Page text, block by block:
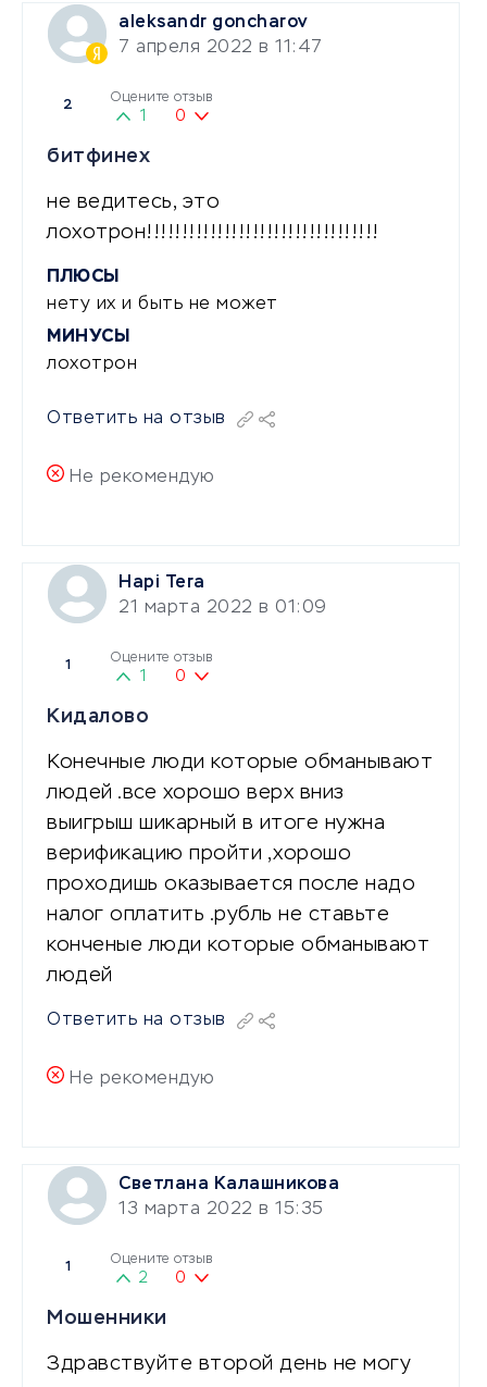
aleksandr goncharov
7 апреля 2022 в 11:47
2
Оцените отзыв
1 0
битфинех
не ведитесь, это
лохотрон!!!!!!!!!!!!!!!!!!!!!!!!!!!!!!!!!
ПЛЮСЫ
нету их и быть не может
МИНУСЫ
лохотрон
Ответить на отзыв
Не рекомендую
Hapi Tera
21 марта 2022 в 01:09
1
Оцените отзыв
1 0
Кидалово
Конечные люди которые обманывают
людей .все хорошо верх вниз
выигрыш шикарный в итоге нужна
верификацию пройти ,хорошо
проходишь оказывается после надо
налог оплатить .рубль не ставьте
конченые люди которые обманывают
людей
Ответить на отзыв
Не рекомендую
Светлана Калашникова
13 марта 2022 в 15:35
1
Оцените отзыв
2 0
Мошенники
Здравствуйте второй день не могу